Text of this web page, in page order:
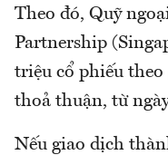
Theo đó, Quỹ
Partnership
triệu cổ phiếu
thoả thuận, từ
Nếu giao dịch